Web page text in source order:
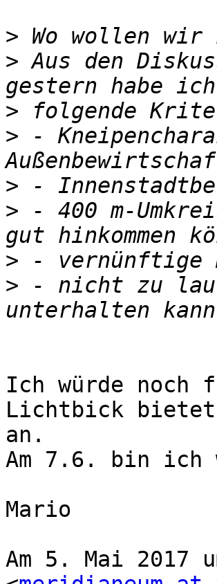
>
> Aus den
>
> -
>
> - 400 m-
>
> - nicht zu
Ich würde noch
Lichtbick
an.
Am 7.6. bin ich
Mario
Am 5. Mai 2017